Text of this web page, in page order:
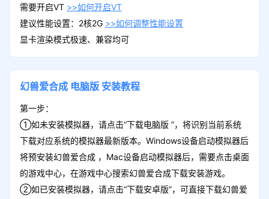
需要开启VT >>如何开启VT
建议性能设置：2核2G >>如何调整性能设置
显卡渲染模式极速、兼容均可
幻兽爱合成 电脑版 安装教程
第一步：
①如未安装模拟器，请点击“下载电脑版 ”，将识别当前系统
下载对应系统的模拟器最新版本。Windows设备启动模拟器后
将预安装幻兽爱合成 ，Mac设备启动模拟器后，需要点击桌面
的游戏中心，在游戏中心搜索幻兽爱合成下载安装游戏。
②如已安装模拟器，请点击“下载安卓版”，可直接下载幻兽爱